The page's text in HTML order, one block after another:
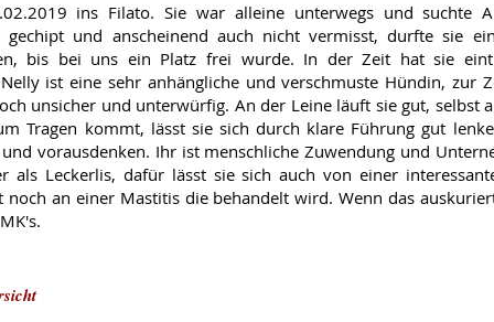
ins Filato. Sie war alleine unterwegs und suchte
gechipt und anscheinend auch nicht vermisst, durfte sie
bis bei uns ein Platz frei wurde. In der Zeit hat sie
ist eine sehr anhängliche und verschmuste Hündin, zur
unsicher und unterwürfig. An der Leine läuft sie gut, selbst
Tragen kommt, lässt sie sich durch klare Führung gut
vorausdenken. Ihr ist menschliche Zuwendung und
als Leckerlis, dafür lässt sie sich auch von einer
noch an einer Mastitis die behandelt wird. Wenn das